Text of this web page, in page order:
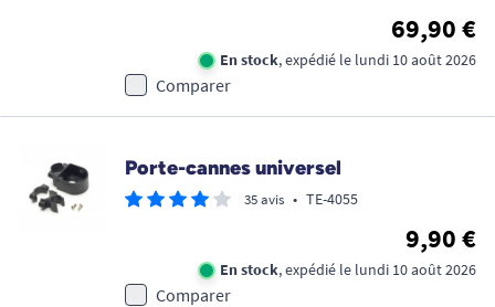
69,90 €
En stock, expédié le lundi 10 août 2026
Comparer
Porte-cannes universel
35 avis • TE-4055
9,90 €
En stock, expédié le lundi 10 août 2026
Comparer